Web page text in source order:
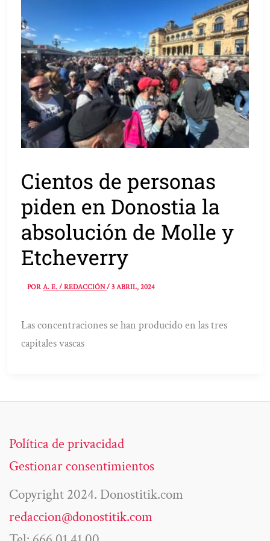
Cientos de personas
piden en Donostia la
absolución de Molle y
Etcheverry
PORA. E. / REDACCIÓN/3 ABRIL, 2024
Las concentraciones se han producido en las tres
capitales vascas
Política de privacidad
Gestionar consentimientos
Copyright 2024. Donostitik.com
redaccion@donostitik.com